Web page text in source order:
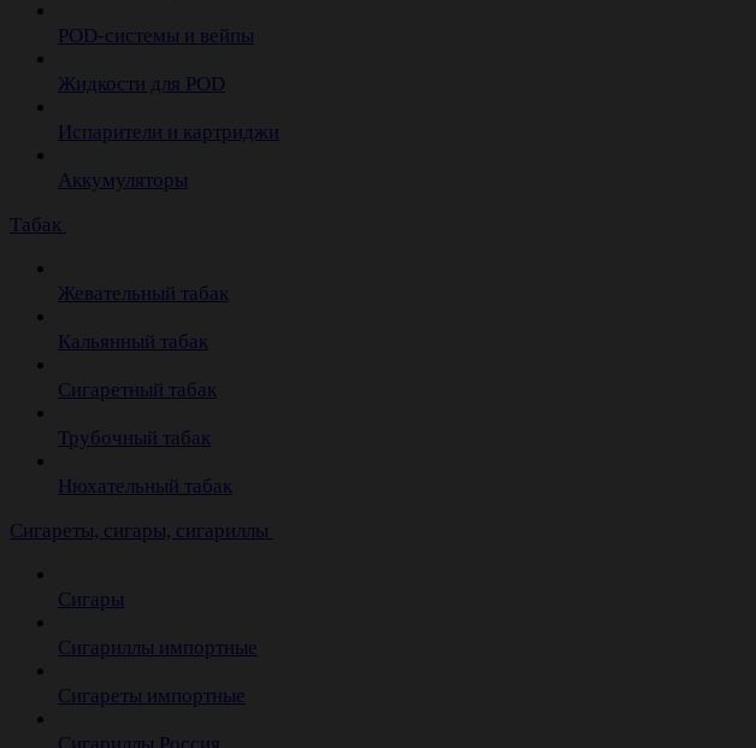
POD-системы и вейпы
Жидкости для POD
Испарители и картриджи
Аккумуляторы
Табак
Жевательный табак
Кальянный табак
Сигаретный табак
Трубочный табак
Нюхательный табак
Cигареты, сигары, сигариллы
Сигары
Сигариллы импортные
Сигареты импортные